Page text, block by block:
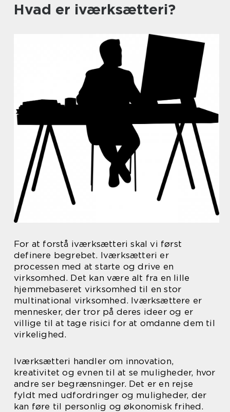
Hvad er iværksætteri?
For at forstå iværksætteri skal vi først
definere begrebet. Iværksætteri er
processen med at starte og drive en
virksomhed. Det kan være alt fra en lille
hjemmebaseret virksomhed til en stor
multinational virksomhed. Iværksættere er
mennesker, der tror på deres ideer og er
villige til at tage risici for at omdanne dem til
virkelighed.
Iværksætteri handler om innovation,
kreativitet og evnen til at se muligheder, hvor
andre ser begrænsninger. Det er en rejse
fyldt med udfordringer og muligheder, der
kan føre til personlig og økonomisk frihed.